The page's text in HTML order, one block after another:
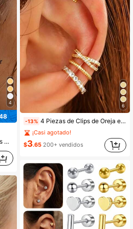
4
6
-13% 4 Piezas de Clips de Oreja en Forma de C sin Perforación - Adecuados para Agujeros de Oreja sin Perforación en Mujeres, Pendientes de Cartílago Tipo Clip Ajustables
¡Casi agotado!
$3.65 200+ vendidos